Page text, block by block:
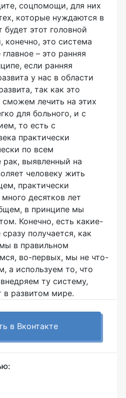
соцпомощи, для них
которые нуждаются в
будет этот головной
конечно, это система
– это ранняя
если ранняя
у нас в области
так как это
лечить на этих
для больного, и с
то есть с
практически
по всем
выявленный на
человеку жить
практически
десятков лет
в принципе мы
Конечно, есть какие-
получается, как
в правильном
во-первых, мы не что-
а используем то, что
ту систему,
в развитом мире.
в Вконтакте